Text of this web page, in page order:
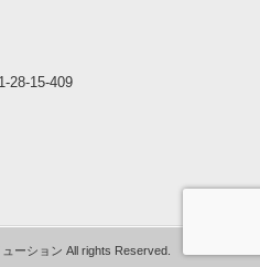
28-15-409
ーション All rights Reserved.